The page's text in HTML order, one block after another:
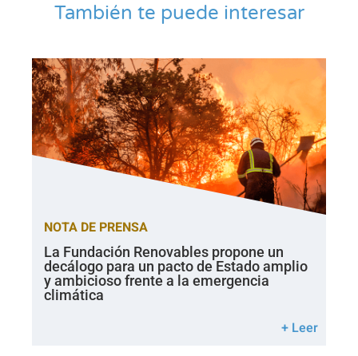
También te puede interesar
NOTA DE PRENSA
La Fundación Renovables propone un
decálogo para un pacto de Estado amplio
y ambicioso frente a la emergencia
climática
+ Leer